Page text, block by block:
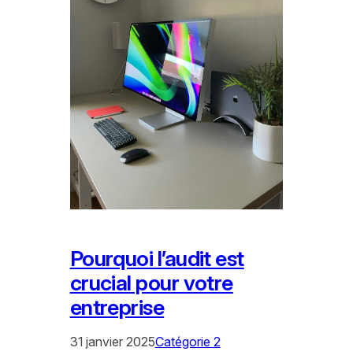
Pourquoi l’audit est
crucial pour votre
entreprise
31 janvier 2025Catégorie 2